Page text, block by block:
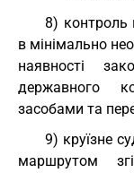
8) контроль
в мінімально
наявності
державного
засобами та
9) круїзне
маршрутом